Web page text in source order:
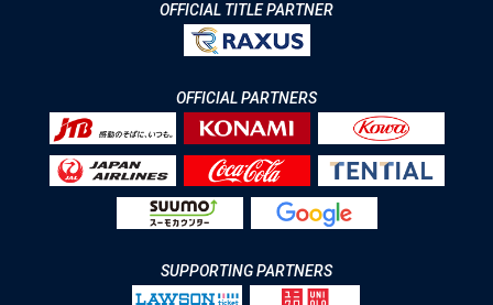
OFFICIAL TITLE PARTNER
OFFICIAL PARTNERS
SUPPORTING PARTNERS